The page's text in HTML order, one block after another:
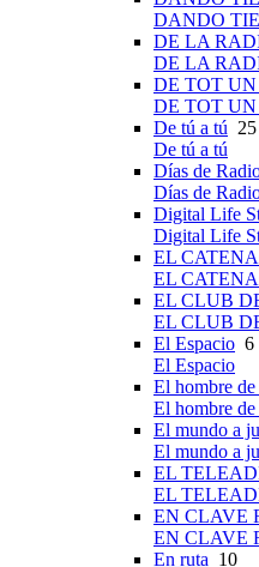
DANDO
DE LA
DE LA
DE TOT UN
DE TOT UN
De tú a tú 25
De tú a tú
Días de
Días de
Digital Life
Digital Life
EL
EL
EL CLUB
EL CLUB
El Espacio 6
El Espacio
El hombre de
El hombre de
El mundo a
El mundo a
EL
EL
EN CLAVE
EN CLAVE
En ruta 10